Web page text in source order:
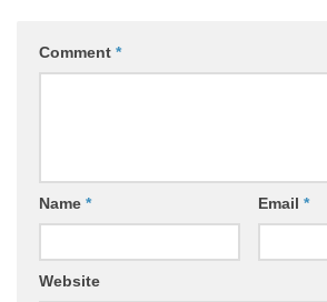
Comment *
Name * Email *
Website